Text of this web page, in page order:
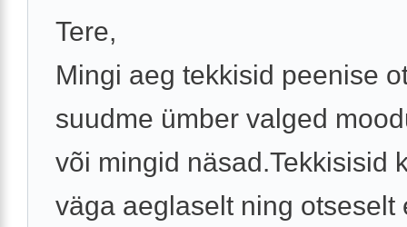
Tere,
Mingi aeg tekkisid peenise
suudme ümber valged
või mingid näsad.Tekkisisid
väga aeglaselt ning otseselt